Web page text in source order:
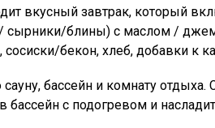
вкусный завтрак, который
сырники/блины) с маслом /
сосиски/бекон, хлеб, добавки к
бассейн и комнату отдыха.
с подогревом и